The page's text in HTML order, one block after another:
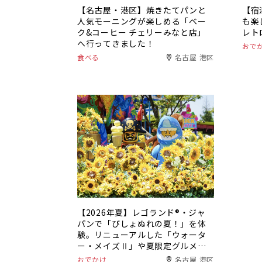
【名古屋・港区】焼きたてパンと
人気モーニングが楽しめる「ベー
ク&コーヒー チェリーみなと店」
へ行ってきました！
食べる 名古屋 港区
【
も
レ
おで
【2026年夏】レゴランド®・ジャ
パンで「びしょぬれの夏！」を体
験。リニューアルした「ウォータ
ー・メイズⅡ」や夏限定グルメも
登場
おでかけ 名古屋 港区